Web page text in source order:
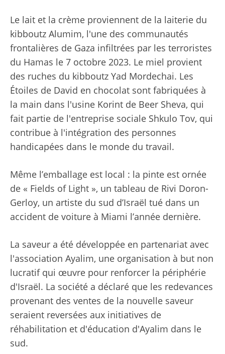
Le lait et la crème proviennent de la laiterie du
kibboutz Alumim, l'une des communautés
frontalières de Gaza infiltrées par les terroristes
du Hamas le 7 octobre 2023. Le miel provient
des ruches du kibboutz Yad Mordechai. Les
Étoiles de David en chocolat sont fabriquées à
la main dans l'usine Korint de Beer Sheva, qui
fait partie de l'entreprise sociale Shkulo Tov, qui
contribue à l'intégration des personnes
handicapées dans le monde du travail.
Même l’emballage est local : la pinte est ornée
de « Fields of Light », un tableau de Rivi Doron-
Gerloy, un artiste du sud d’Israël tué dans un
accident de voiture à Miami l’année dernière.
La saveur a été développée en partenariat avec
l'association Ayalim, une organisation à but non
lucratif qui œuvre pour renforcer la périphérie
d'Israël. La société a déclaré que les redevances
provenant des ventes de la nouvelle saveur
seraient reversées aux initiatives de
réhabilitation et d'éducation d'Ayalim dans le
sud.